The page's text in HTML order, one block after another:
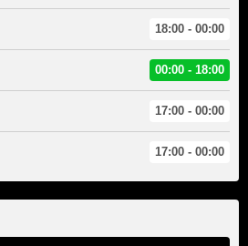
18:00 - 00:00
00:00 - 18:00
17:00 - 00:00
17:00 - 00:00